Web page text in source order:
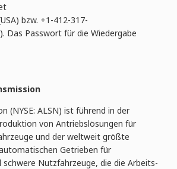
bzw. +1-412-317-
Das Passwort für die Wiedergabe
(NYSE: ALSN) ist führend in der
von Antriebslösungen für
und der weltweit größte
Getrieben für
Nutzfahrzeuge, die die Arbeits-